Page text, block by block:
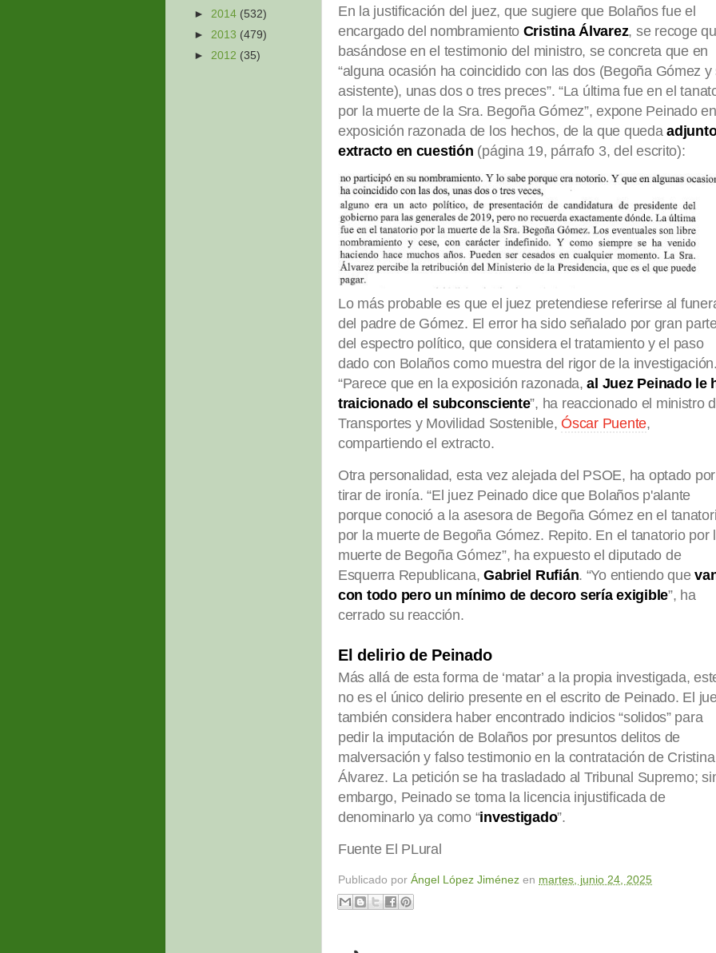
En la justificación del juez, que sugiere que Bolaños fue el
encargado del nombramiento Cristina Álvarez, se recoge
basándose en el testimonio del ministro, se concreta que en
“alguna ocasión ha coincidido con las dos (Begoña Gómez y
asistente), unas dos o tres preces”. “La última fue en el
por la muerte de la Sra. Begoña Gómez”, expone Peinado
exposición razonada de los hechos, de la que queda
extracto en cuestión (página 19, párrafo 3, del escrito):
Lo más probable es que el juez pretendiese referirse al
del padre de Gómez. El error ha sido señalado por gran
del espectro político, que considera el tratamiento y el paso
dado con Bolaños como muestra del rigor de la investigación.
“Parece que en la exposición razonada,al Juez Peinado le
traicionado el subconsciente”, ha reaccionado el ministro
Transportes y Movilidad Sostenible,Óscar Puente,
compartiendo el extracto.
Otra personalidad, esta vez alejada del PSOE, ha optado por
tirar de ironía. “El juez Peinado dice que Bolaños p'alante
porque conoció a la asesora de Begoña Gómez en el
por la muerte de Begoña Gómez. Repito. En el tanatorio por
muerte de Begoña Gómez”, ha expuesto el diputado de
Esquerra Republicana, Gabriel Rufián. “Yo entiendo que
con todo pero un mínimo de decoro sería exigible”, ha
cerrado su reacción.
El delirio de Peinado
Más allá de esta forma de ‘matar’ a la propia investigada,
no es el único delirio presente en el escrito de Peinado. El
también considera haber encontrado indicios “solidos” para
pedir la imputación de Bolaños por presuntos delitos de
malversación y falso testimonio en la contratación de Cristina
Álvarez. La petición se ha trasladado al Tribunal Supremo;
embargo, Peinado se toma la licencia injustificada de
denominarlo ya como “investigado”.
Fuente El PLural
Publicado por Ángel López Jiménez en martes, junio 24, 2025
► 2014 (532)
► 2013 (479)
► 2012 (35)